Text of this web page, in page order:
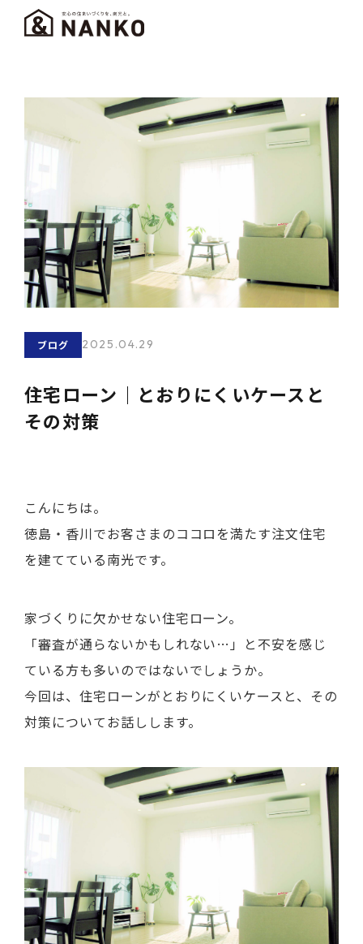
ブログ 2025.04.29
住宅ローン｜とおりにくいケースと
その対策
こんにちは。
徳島・香川でお客さまのココロを満たす注文住宅
を建てている南光です。
家づくりに欠かせない住宅ローン。
「審査が通らないかもしれない…」と不安を感じ
ている方も多いのではないでしょうか。
今回は、住宅ローンがとおりにくいケースと、その
対策についてお話しします。